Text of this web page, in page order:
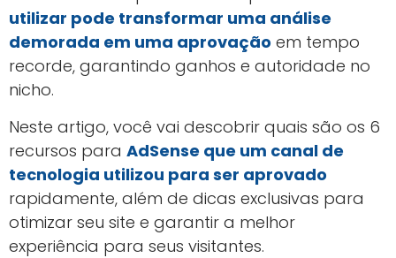
utilizar pode transformar uma análise
demorada em uma aprovação em tempo
recorde, garantindo ganhos e autoridade no
nicho.
Neste artigo, você vai descobrir quais são os 6
recursos para AdSense que um canal de
tecnologia utilizou para ser aprovado
rapidamente, além de dicas exclusivas para
otimizar seu site e garantir a melhor
experiência para seus visitantes.